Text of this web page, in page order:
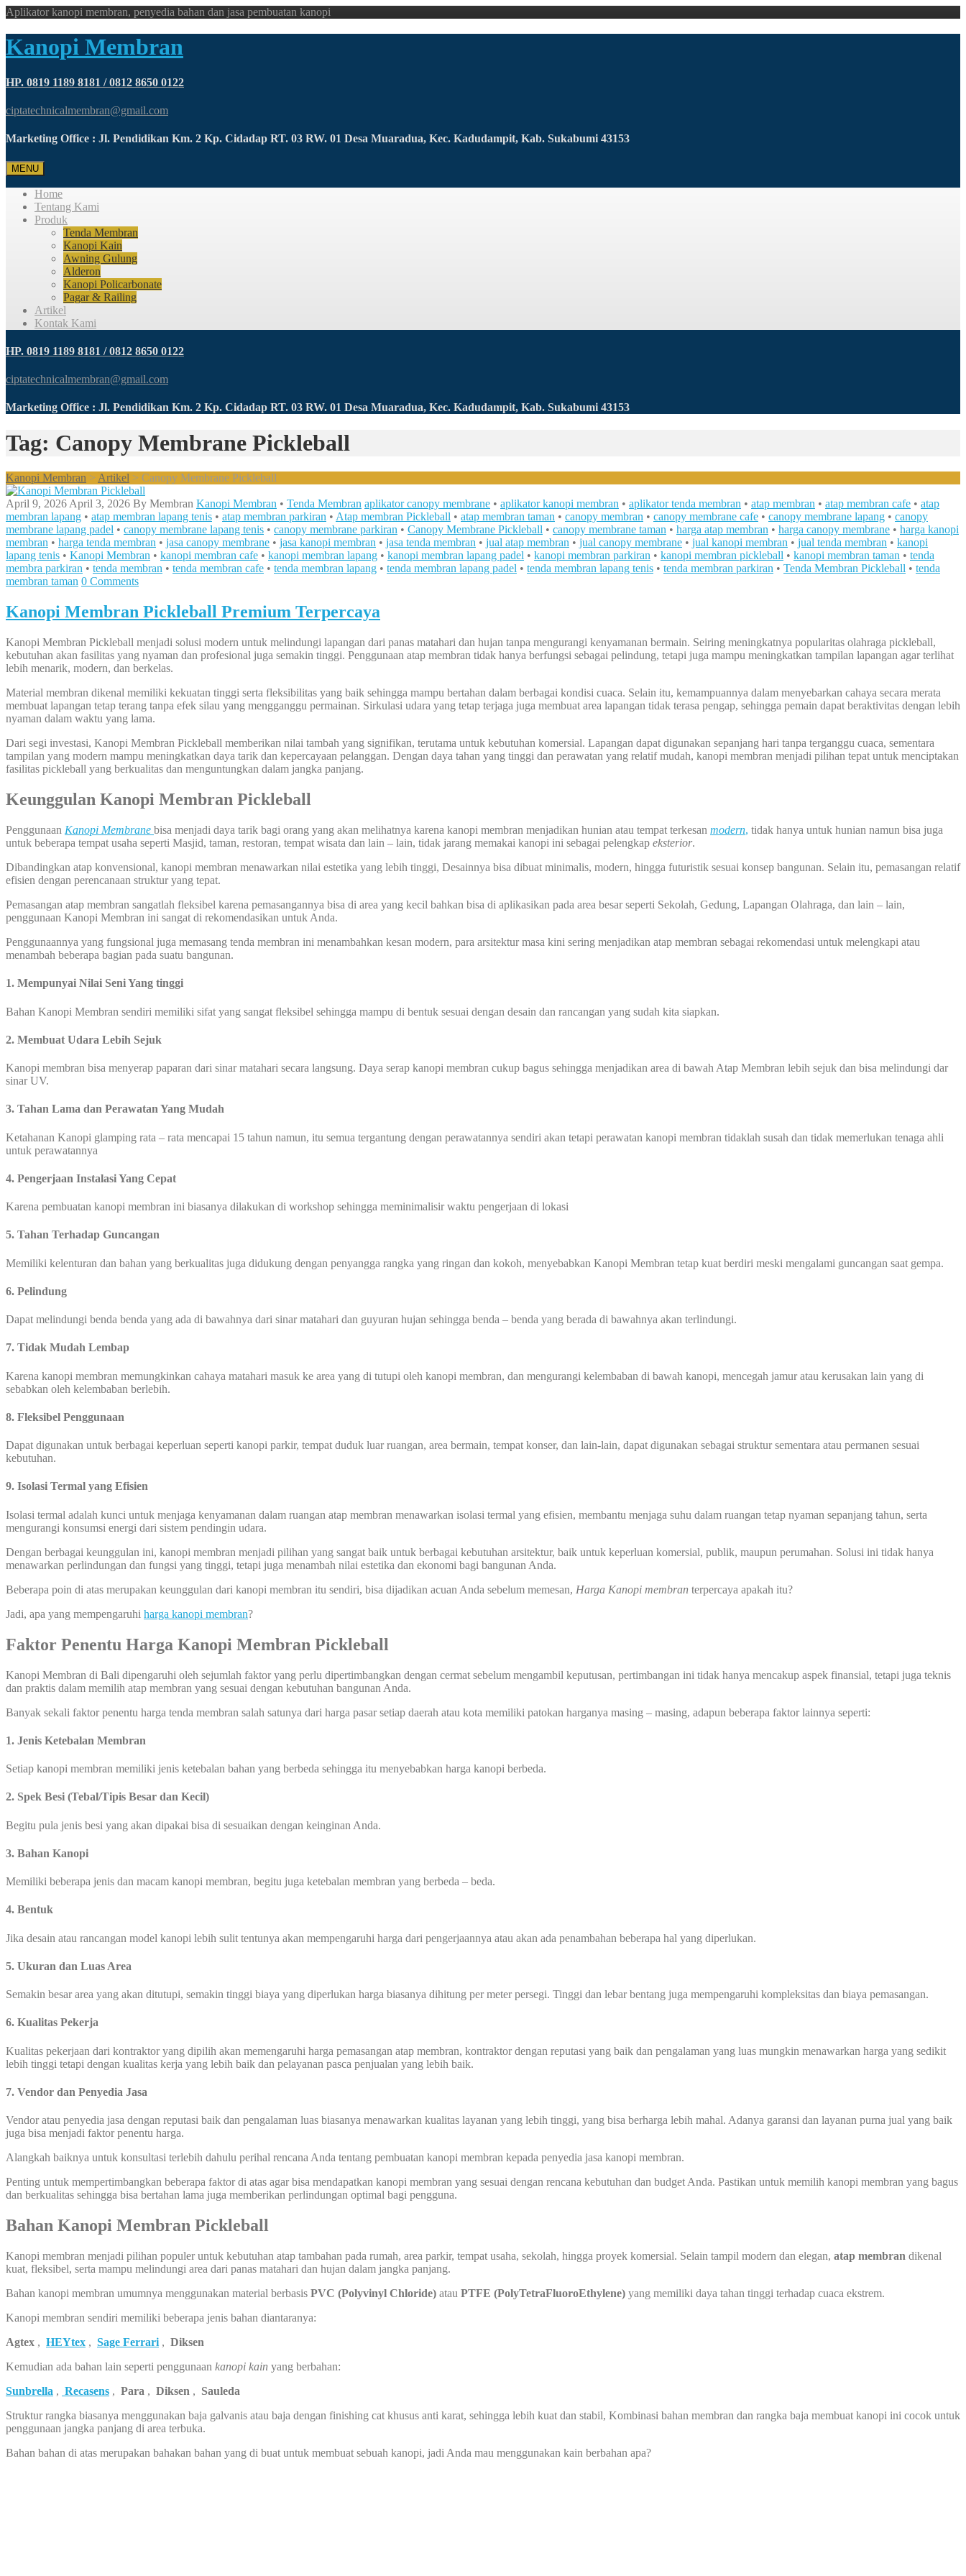
Aplikator kanopi membran, penyedia bahan dan jasa pembuatan kanopi
Kanopi Membran
HP. 0819 1189 8181 / 0812 8650 0122
ciptatechnicalmembran@gmail.com
Marketing Office : Jl. Pendidikan Km. 2 Kp. Cidadap RT. 03 RW. 01 Desa Muaradua, Kec. Kadudampit, Kab. Sukabumi 43153
MENU
Home
Tentang Kami
Produk
Tenda Membran
Kanopi Kain
Awning Gulung
Alderon
Kanopi Policarbonate
Pagar & Railing
Artikel
Kontak Kami
HP. 0819 1189 8181 / 0812 8650 0122
ciptatechnicalmembran@gmail.com
Marketing Office : Jl. Pendidikan Km. 2 Kp. Cidadap RT. 03 RW. 01 Desa Muaradua, Kec. Kadudampit, Kab. Sukabumi 43153
Tag: Canopy Membrane Pickleball
Kanopi Membran > Artikel > Canopy Membrane Pickleball
April 9, 2026 April 3, 2026 By Membran Kanopi Membran • Tenda Membran aplikator canopy membrane • aplikator kanopi membran • aplikator tenda membran • atap membran • atap membran cafe • atap
membran lapang • atap membran lapang tenis • atap membran parkiran • Atap membran Pickleball • atap membran taman • canopy membran • canopy membrane cafe • canopy membrane lapang • canopy
membrane lapang padel • canopy membrane lapang tenis • canopy membrane parkiran • Canopy Membrane Pickleball • canopy membrane taman • harga atap membran • harga canopy membrane • harga kanopi
membran • harga tenda membran • jasa canopy membrane • jasa kanopi membran • jasa tenda membran • jual atap membran • jual canopy membrane • jual kanopi membran • jual tenda membran • kanopi
lapang tenis • Kanopi Membran • kanopi membran cafe • kanopi membran lapang • kanopi membran lapang padel • kanopi membran parkiran • kanopi membran pickleball • kanopi membran taman • tenda
membra parkiran • tenda membran • tenda membran cafe • tenda membran lapang • tenda membran lapang padel • tenda membran lapang tenis • tenda membran parkiran • Tenda Membran Pickleball • tenda
membran taman 0 Comments
Kanopi Membran Pickleball Premium Terpercaya
Kanopi Membran Pickleball menjadi solusi modern untuk melindungi lapangan dari panas matahari dan hujan tanpa mengurangi kenyamanan bermain. Seiring meningkatnya popularitas olahraga pickleball,
kebutuhan akan fasilitas yang nyaman dan profesional juga semakin tinggi. Penggunaan atap membran tidak hanya berfungsi sebagai pelindung, tetapi juga mampu meningkatkan tampilan lapangan agar terlihat
lebih menarik, modern, dan berkelas.
Material membran dikenal memiliki kekuatan tinggi serta fleksibilitas yang baik sehingga mampu bertahan dalam berbagai kondisi cuaca. Selain itu, kemampuannya dalam menyebarkan cahaya secara merata
membuat lapangan tetap terang tanpa efek silau yang mengganggu permainan. Sirkulasi udara yang tetap terjaga juga membuat area lapangan tidak terasa pengap, sehingga pemain dapat beraktivitas dengan lebih
nyaman dalam waktu yang lama.
Dari segi investasi, Kanopi Membran Pickleball memberikan nilai tambah yang signifikan, terutama untuk kebutuhan komersial. Lapangan dapat digunakan sepanjang hari tanpa terganggu cuaca, sementara
tampilan yang modern mampu meningkatkan daya tarik dan kepercayaan pelanggan. Dengan daya tahan yang tinggi dan perawatan yang relatif mudah, kanopi membran menjadi pilihan tepat untuk menciptakan
fasilitas pickleball yang berkualitas dan menguntungkan dalam jangka panjang.
Keunggulan Kanopi Membran Pickleball
Penggunaan Kanopi Membrane bisa menjadi daya tarik bagi orang yang akan melihatnya karena kanopi membran menjadikan hunian atau tempat terkesan modern, tidak hanya untuk hunian namun bisa juga
untuk beberapa tempat usaha seperti Masjid, taman, restoran, tempat wisata dan lain – lain, tidak jarang memakai kanopi ini sebagai pelengkap eksterior.
Dibandingkan atap konvensional, kanopi membran menawarkan nilai estetika yang lebih tinggi, Desainnya bisa dibuat minimalis, modern, hingga futuristik sesuai konsep bangunan. Selain itu, pemasangan relatif
efisien dengan perencanaan struktur yang tepat.
Pemasangan atap membran sangatlah fleksibel karena pemasangannya bisa di area yang kecil bahkan bisa di aplikasikan pada area besar seperti Sekolah, Gedung, Lapangan Olahraga, dan lain – lain,
penggunaan Kanopi Membran ini sangat di rekomendasikan untuk Anda.
Penggunaannya yang fungsional juga memasang tenda membran ini menambahkan kesan modern, para arsitektur masa kini sering menjadikan atap membran sebagai rekomendasi untuk melengkapi atau
menambah beberapa bagian pada suatu bangunan.
1. Mempunyai Nilai Seni Yang tinggi
Bahan Kanopi Membran sendiri memiliki sifat yang sangat fleksibel sehingga mampu di bentuk sesuai dengan desain dan rancangan yang sudah kita siapkan.
2. Membuat Udara Lebih Sejuk
Kanopi membran bisa menyerap paparan dari sinar matahari secara langsung. Daya serap kanopi membran cukup bagus sehingga menjadikan area di bawah Atap Membran lebih sejuk dan bisa melindungi dar
sinar UV.
3. Tahan Lama dan Perawatan Yang Mudah
Ketahanan Kanopi glamping rata – rata mencapai 15 tahun namun, itu semua tergantung dengan perawatannya sendiri akan tetapi perawatan kanopi membran tidaklah susah dan tidak memerlukan tenaga ahli
untuk perawatannya
4. Pengerjaan Instalasi Yang Cepat
Karena pembuatan kanopi membran ini biasanya dilakukan di workshop sehingga meminimalisir waktu pengerjaan di lokasi
5. Tahan Terhadap Guncangan
Memiliki kelenturan dan bahan yang berkualitas juga didukung dengan penyangga rangka yang ringan dan kokoh, menyebabkan Kanopi Membran tetap kuat berdiri meski mengalami guncangan saat gempa.
6. Pelindung
Dapat melindungi benda benda yang ada di bawahnya dari sinar matahari dan guyuran hujan sehingga benda – benda yang berada di bawahnya akan terlindungi.
7. Tidak Mudah Lembap
Karena kanopi membran memungkinkan cahaya matahari masuk ke area yang di tutupi oleh kanopi membran, dan mengurangi kelembaban di bawah kanopi, mencegah jamur atau kerusakan lain yang di
sebabkan oleh kelembaban berlebih.
8. Fleksibel Penggunaan
Dapat digunakan untuk berbagai keperluan seperti kanopi parkir, tempat duduk luar ruangan, area bermain, tempat konser, dan lain-lain, dapat digunakan sebagai struktur sementara atau permanen sesuai
kebutuhan.
9. Isolasi Termal yang Efisien
Isolasi termal adalah kunci untuk menjaga kenyamanan dalam ruangan atap membran menawarkan isolasi termal yang efisien, membantu menjaga suhu dalam ruangan tetap nyaman sepanjang tahun, serta
mengurangi konsumsi energi dari sistem pendingin udara.
Dengan berbagai keunggulan ini, kanopi membran menjadi pilihan yang sangat baik untuk berbagai kebutuhan arsitektur, baik untuk keperluan komersial, publik, maupun perumahan. Solusi ini tidak hanya
menawarkan perlindungan dan fungsi yang tinggi, tetapi juga menambah nilai estetika dan ekonomi bagi bangunan Anda.
Beberapa poin di atas merupakan keunggulan dari kanopi membran itu sendiri, bisa dijadikan acuan Anda sebelum memesan, Harga Kanopi membran terpercaya apakah itu?
Jadi, apa yang mempengaruhi harga kanopi membran?
Faktor Penentu Harga Kanopi Membran Pickleball
Kanopi Membran di Bali dipengaruhi oleh sejumlah faktor yang perlu dipertimbangkan dengan cermat sebelum mengambil keputusan, pertimbangan ini tidak hanya mencakup aspek finansial, tetapi juga teknis
dan praktis dalam memilih atap membran yang sesuai dengan kebutuhan bangunan Anda.
Banyak sekali faktor penentu harga tenda membran salah satunya dari harga pasar setiap daerah atau kota memiliki patokan harganya masing – masing, adapun beberapa faktor lainnya seperti:
1. Jenis Ketebalan Membran
Setiap kanopi membran memiliki jenis ketebalan bahan yang berbeda sehingga itu menyebabkan harga kanopi berbeda.
2. Spek Besi (Tebal/Tipis Besar dan Kecil)
Begitu pula jenis besi yang akan dipakai bisa di sesuaikan dengan keinginan Anda.
3. Bahan Kanopi
Memiliki beberapa jenis dan macam kanopi membran, begitu juga ketebalan membran yang berbeda – beda.
4. Bentuk
Jika desain atau rancangan model kanopi lebih sulit tentunya akan mempengaruhi harga dari pengerjaannya atau akan ada penambahan beberapa hal yang diperlukan.
5. Ukuran dan Luas Area
Semakin besar area yang akan ditutupi, semakin tinggi biaya yang diperlukan harga biasanya dihitung per meter persegi. Tinggi dan lebar bentang juga mempengaruhi kompleksitas dan biaya pemasangan.
6. Kualitas Pekerja
Kualitas pekerjaan dari kontraktor yang dipilih akan memengaruhi harga pemasangan atap membran, kontraktor dengan reputasi yang baik dan pengalaman yang luas mungkin menawarkan harga yang sedikit
lebih tinggi tetapi dengan kualitas kerja yang lebih baik dan pelayanan pasca penjualan yang lebih baik.
7. Vendor dan Penyedia Jasa
Vendor atau penyedia jasa dengan reputasi baik dan pengalaman luas biasanya menawarkan kualitas layanan yang lebih tinggi, yang bisa berharga lebih mahal. Adanya garansi dan layanan purna jual yang baik
juga bisa menjadi faktor penentu harga.
Alangkah baiknya untuk konsultasi terlebih dahulu perihal rencana Anda tentang pembuatan kanopi membran kepada penyedia jasa kanopi membran.
Penting untuk mempertimbangkan beberapa faktor di atas agar bisa mendapatkan kanopi membran yang sesuai dengan rencana kebutuhan dan budget Anda. Pastikan untuk memilih kanopi membran yang bagus
dan berkualitas sehingga bisa bertahan lama juga memberikan perlindungan optimal bagi pengguna.
Bahan Kanopi Membran Pickleball
Kanopi membran menjadi pilihan populer untuk kebutuhan atap tambahan pada rumah, area parkir, tempat usaha, sekolah, hingga proyek komersial. Selain tampil modern dan elegan, atap membran dikenal
kuat, fleksibel, serta mampu melindungi area dari panas matahari dan hujan dalam jangka panjang.
Bahan kanopi membran umumnya menggunakan material berbasis PVC (Polyvinyl Chloride) atau PTFE (PolyTetraFluoroEthylene) yang memiliki daya tahan tinggi terhadap cuaca ekstrem.
Kanopi membran sendiri memiliki beberapa jenis bahan diantaranya:
Agtex , HEYtex , Sage Ferrari , Diksen
Kemudian ada bahan lain seperti penggunaan kanopi kain yang berbahan:
Sunbrella , Recasens , Para , Diksen , Sauleda
Struktur rangka biasanya menggunakan baja galvanis atau baja dengan finishing cat khusus anti karat, sehingga lebih kuat dan stabil, Kombinasi bahan membran dan rangka baja membuat kanopi ini cocok untuk
penggunaan jangka panjang di area terbuka.
Bahan bahan di atas merupakan bahakan bahan yang di buat untuk membuat sebuah kanopi, jadi Anda mau menggunakan kain berbahan apa?